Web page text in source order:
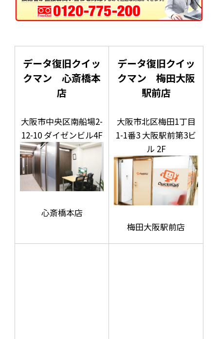
データ復旧クイッ
クマン 心斎橋本
店
大阪市中央区南船場2-
12-10 ダイゼンビル4F
心斎橋本店
データ復旧クイッ
クマン 梅田大阪
駅前店
大阪市北区梅田1丁目
1-1番3 大阪駅前第3ビ
ル 2F
梅田大阪駅前店